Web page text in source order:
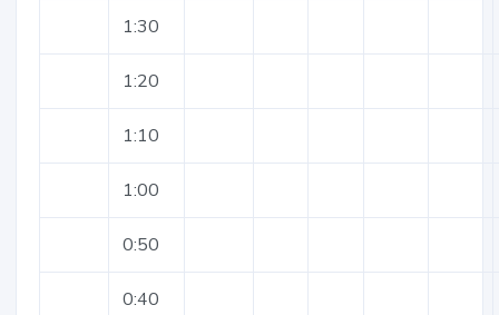
1:30
1:20
1:10
1:00
0:50
0:40